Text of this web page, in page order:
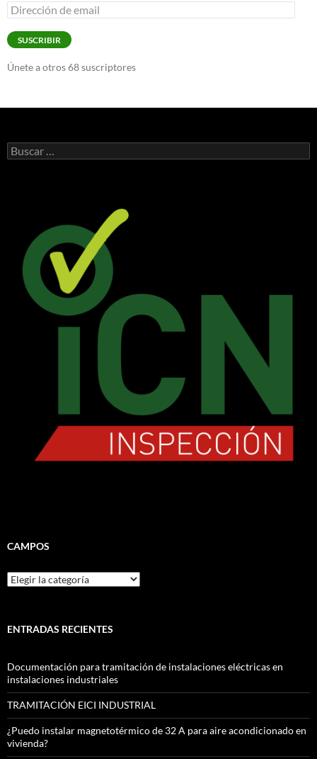
Dirección
de
email
SUSCRIBIR
Únete a otros 68 suscriptores
Buscar:
CAMPOS
CAMPOS
ENTRADAS RECIENTES
Documentación para tramitación de instalaciones eléctricas en
instalaciones industriales
TRAMITACIÓN EICI INDUSTRIAL
¿Puedo instalar magnetotérmico de 32 A para aire acondicionado en
vivienda?